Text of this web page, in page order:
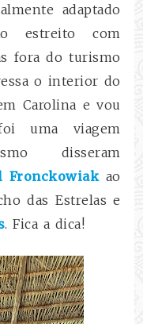
adaptado
estreito com
fora do turismo
o interior do
Carolina e vou
uma viagem
disseram
Fronckowiakao
das Estrelas e
. Fica a dica!